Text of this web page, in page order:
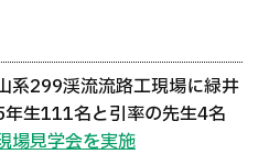
系299渓流流路工現場に緑井
生111名と引率の先生4名
場見学会を実施